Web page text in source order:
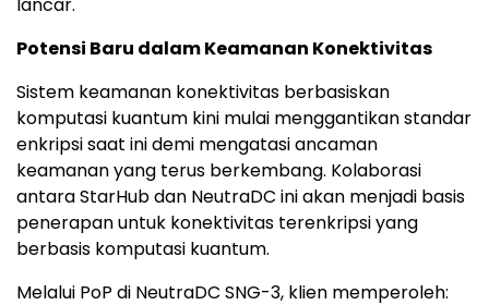
Potensi Baru dalam Keamanan Konektivitas
Sistem keamanan konektivitas berbasiskan
komputasi kuantum kini mulai menggantikan standar
enkripsi saat ini demi mengatasi ancaman
keamanan yang terus berkembang. Kolaborasi
antara StarHub dan NeutraDC ini akan menjadi basis
penerapan untuk konektivitas terenkripsi yang
berbasis komputasi kuantum.
Melalui PoP di NeutraDC SNG-3, klien memperoleh: